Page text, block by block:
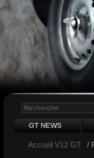
GT NEWS
Accueil V12 GT /